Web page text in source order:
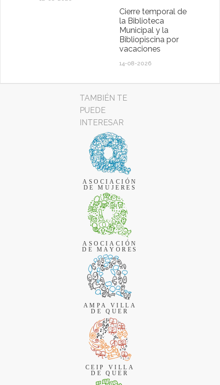
Cierre temporal de
la Biblioteca
Municipal y la
Bibliopiscina por
vacaciones
14-08-2026
TAMBIÉN TE
PUEDE
INTERESAR
ASOCIACIÓN
DE MUJERES
ASOCIACIÓN
DE MAYORES
AMPA VILLA
DE QUER
CEIP VILLA
DE QUER